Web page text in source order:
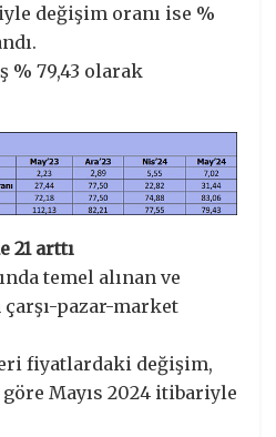
değişim oranı ise %
% 79,43 olarak
21 arttı
temel alınan ve
pazar-market
fiyatlardaki değişim,
Mayıs 2024 itibariyle